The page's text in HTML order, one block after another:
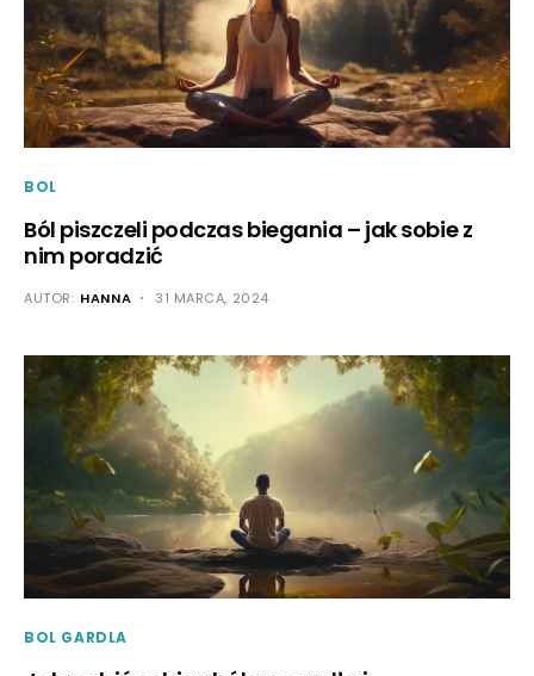
BOL
Ból piszczeli podczas biegania – jak sobie z
nim poradzić
AUTOR: HANNA 31 MARCA, 2024
BOL GARDLA